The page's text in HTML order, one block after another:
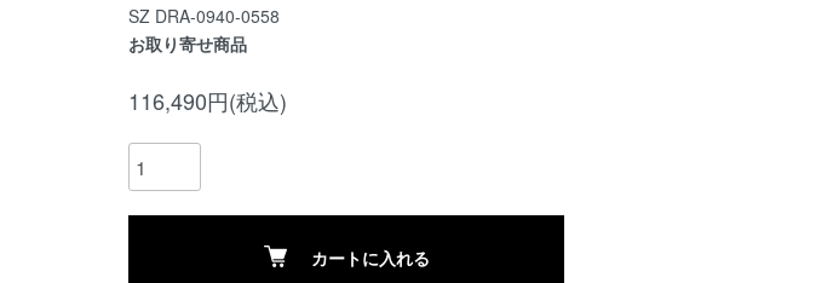
SZ DRA-0940-0558
お取り寄せ商品
116,490円(税込)
カートに入れる